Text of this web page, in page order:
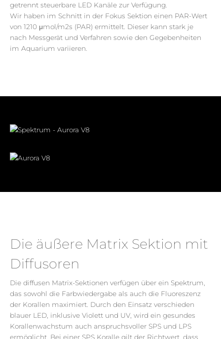
getrennt steuerbare LED Kanäle zur Verfügung.
Wir haben im Schnitt in der Fokus Sektion einen PAR-Wert
von 1210 μmol/m2s (PAR) ermittelt. Dieser kann stark je
nach Messgerät und Verfahren sowie den Gegebenheiten
im Aquarium variieren.
Die äußere Matrix Sektion mit
Diffusoren
Die diffusen Matrix-Sektionen verfügen über ein Spektrum,
das sowohl die Farbwiedergabe als auch die Fluoreszenz
der Korallen maximiert. Durch den Einsatz verschieden
blauer LED, inklusive Violett und UV, wird ein gesundes
Korallenwachstum auch anspruchsvoller SPS und LPS
ermöglicht. Bei einer SPS Koralle gilt der Richtwert, dass